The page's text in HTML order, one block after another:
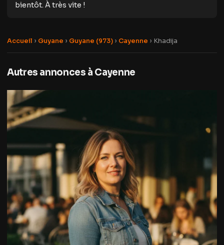
Accueil › Guyane › Guyane (973) › Cayenne › Khadija
bientôt. À très vite !
Autres annonces à Cayenne